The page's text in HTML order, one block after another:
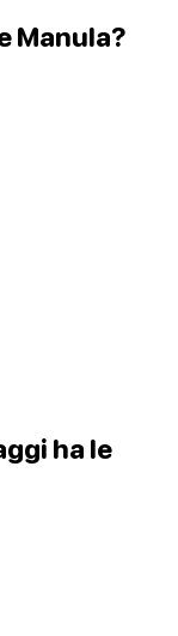
Manula?
ha le